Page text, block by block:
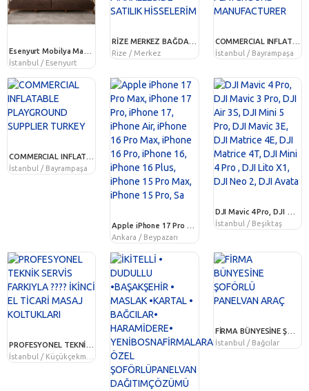
İstanbul / Esenyurt
RİZE MERKEZ BAĞDATLI MAHALLESİDE SATILIK HİSSELERİM
Rize / Merkez
COMMERCIAL INFLATABLE PLAYGROUND MANUFACTURER
İstanbul / Bayrampaşa
İstanbul / Bayrampaşa
Ankara / Beypazarı
İstanbul / Beşiktaş
FİRMA BÜNYESİNE ŞOFÖRLÜ PANELVAN ARAÇ
İstanbul / Bağcılar